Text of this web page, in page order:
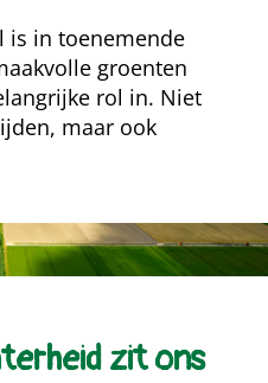
is in toenemende
groenten
rol in. Niet
maar ook
zit ons